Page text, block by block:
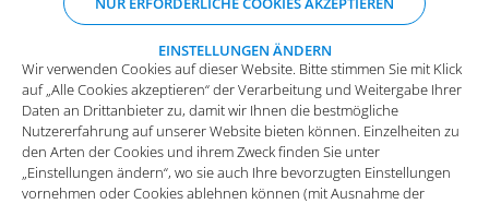
Impressum Datenschutz
Allgemeine Einkaufsbedingungen
Wir verwenden Cookies auf dieser Website. Bitte stimmen Sie mit Klick
auf „Alle Cookies akzeptieren“ der Verarbeitung und Weitergabe Ihrer
Daten an Drittanbieter zu, damit wir Ihnen die bestmögliche
Nutzererfahrung auf unserer Website bieten können. Einzelheiten zu
den Arten der Cookies und ihrem Zweck finden Sie unter
„Einstellungen ändern“, wo sie auch Ihre bevorzugten Einstellungen
vornehmen oder Cookies ablehnen können (mit Ausnahme der
EINSTELLUNGEN ÄNDERN
Nutzererfahrung auf unserer Website bieten können. Einzelheiten zu
den Arten der Cookies und ihrem Zweck finden Sie unter
„Einstellungen ändern“, wo sie auch Ihre bevorzugten Einstellungen
vornehmen oder Cookies ablehnen können (mit Ausnahme der
benötigten Cookies).
Mehr Infos und die Möglichkeit zum
Widerspruch.
Funktionale Cookies
Diese Cookies sind essenziell wichtig für die einwandfreie
Funktion der Website.